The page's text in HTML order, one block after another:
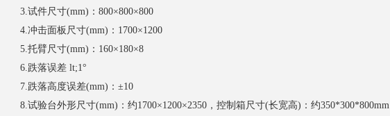
3.试件尺寸(mm)：800×800×800
4.冲击面板尺寸(mm)：1700×1200
5.托臂尺寸(mm)：160×180×8
6.跌落误差 lt;1°
7.跌落高度误差(mm)：±10
8.试验台外形尺寸(mm)：约1700×1200×2350，控制箱尺寸(长宽高)：约350*300*800mm